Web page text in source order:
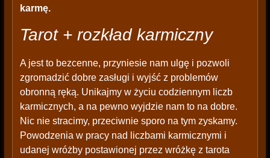
karmę.
Tarot + rozkład karmiczny
A jest to bezcenne, przyniesie nam ulgę i pozwoli
zgromadzić dobre zasługi i wyjść z problemów
obronną ręką. Unikajmy w życiu codziennym liczb
karmicznych, a na pewno wyjdzie nam to na dobre.
Nic nie stracimy, przeciwnie sporo na tym zyskamy.
Powodzenia w pracy nad liczbami karmicznymi i
udanej wróżby postawionej przez wróżkę z tarota